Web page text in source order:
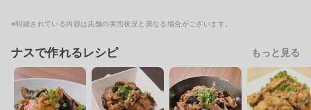
※明細されている内容は店舗の実売状況と異なる場合がございます。
ナスで作れるレシピ もっと見る